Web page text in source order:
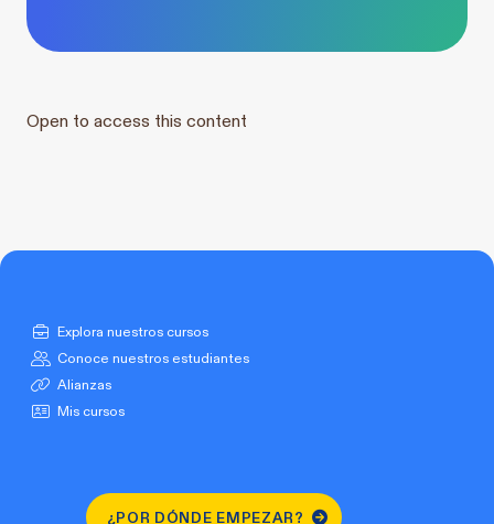
Open to access this content
Explora nuestros cursos
Conoce nuestros estudiantes
Alianzas
Mis cursos
¿POR DÓNDE EMPEZAR?